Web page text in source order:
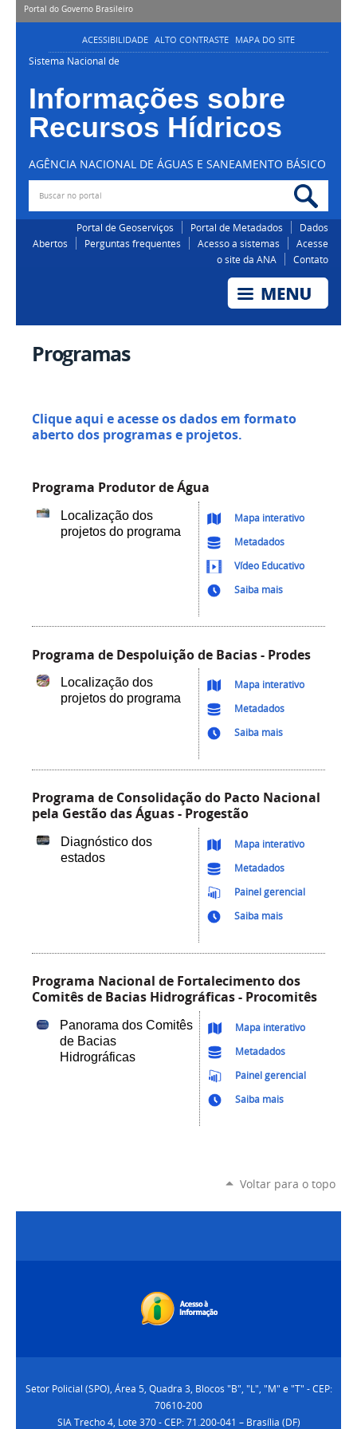
Portal do Governo Brasileiro
ACESSIBILIDADE ALTO CONTRASTE MAPA DO SITE
Sistema Nacional de
Informações sobre
Recursos Hídricos
AGÊNCIA NACIONAL DE ÁGUAS E SANEAMENTO BÁSICO
Portal de Geoserviços Portal de Metadados
Dados
Abertos
Perguntas frequentes Acesso a sistemas
Acesse
o site da ANA
Contato
Programas
Clique aqui e acesse os dados em formato
aberto dos programas e projetos.
Programa Produtor de Água
Localização dos
projetos do programa
Mapa interativo
Metadados
Vídeo Educativo
Saiba mais
Programa de Despoluição de Bacias - Prodes
Localização dos
projetos do programa
Mapa interativo
Metadados
Saiba mais
Programa de Consolidação do Pacto Nacional
pela Gestão das Águas - Progestão
Diagnóstico dos
estados
Mapa interativo
Metadados
Painel gerencial
Saiba mais
Programa Nacional de Fortalecimento dos
Comitês de Bacias Hidrográficas - Procomitês
Panorama dos Comitês
de Bacias
Hidrográficas
Mapa interativo
Metadados
Painel gerencial
Saiba mais
Voltar para o topo
Setor Policial (SPO), Área 5, Quadra 3, Blocos "B", "L", "M" e "T" - CEP:
70610-200
SIA Trecho 4, Lote 370 - CEP: 71.200-041 – Brasília (DF)